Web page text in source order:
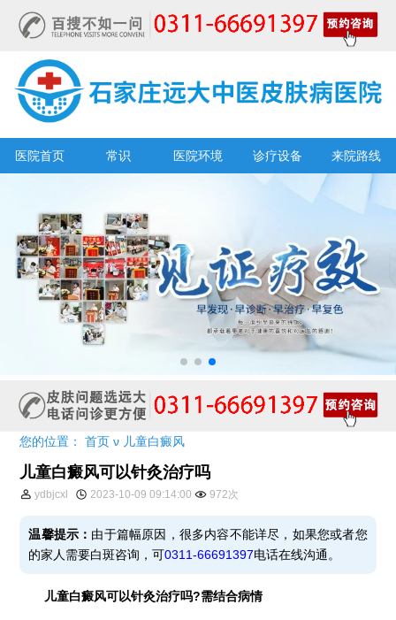
医院首页 常识 医院环境 诊疗设备 来院路线
您的位置：首页 ν 儿童白癜风
儿童白癜风可以针灸治疗吗
ydbjcxl 2023-10-09 09:14:00 972次
温馨提示： 由于篇幅原因，很多内容不能详尽，如果您或者您
的家人需要白斑咨询，可0311-66691397电话在线沟通。
儿童白癜风可以针灸治疗吗?需结合病情